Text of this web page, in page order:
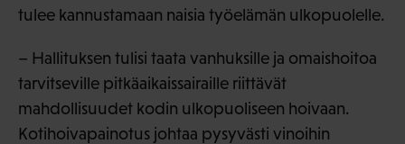
tulee kannustamaan naisia työelämän ulkopuolelle.
– Hallituksen tulisi taata vanhuksille ja omaishoitoa
tarvitseville pitkäaikaissairaille riittävät
mahdollisuudet kodin ulkopuoliseen hoivaan.
Kotihoivapainotus johtaa pysyvästi vinoihin